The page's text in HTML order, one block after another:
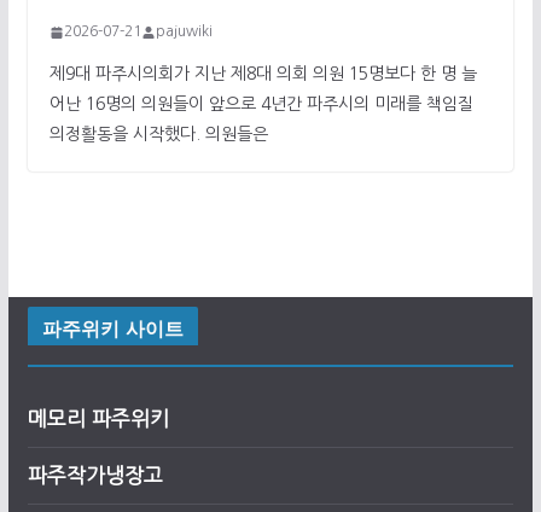
2026-07-21 pajuwiki
제9대 파주시의회가 지난 제8대 의회 의원 15명보다 한 명 늘
어난 16명의 의원들이 앞으로 4년간 파주시의 미래를 책임질
의정활동을 시작했다. 의원들은
파주위키 사이트
메모리 파주위키
파주작가냉장고